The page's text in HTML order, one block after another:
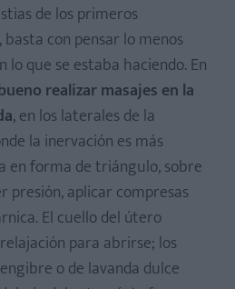
de los primeros
con pensar lo menos
que se estaba haciendo. En
realizar masajes en la
, en los laterales de la
la inervación es más
en forma de triángulo, sobre
presión, aplicar compresas
El cuello del útero
para abrirse; los
o de lavanda dulce